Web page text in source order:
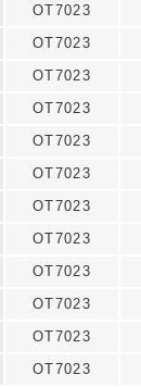
OT7023
OT7023
OT7023
OT7023
OT7023
OT7023
OT7023
OT7023
OT7023
OT7023
OT7023
OT7023